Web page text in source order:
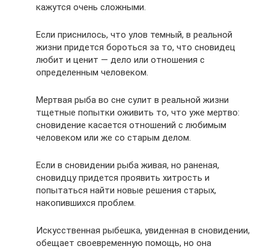
кажутся очень сложными.
Если приснилось, что улов темный, в реальной
жизни придется бороться за то, что сновидец
любит и ценит — дело или отношения с
определенным человеком.
Мертвая рыба во сне сулит в реальной жизни
тщетные попытки оживить то, что уже мертво:
сновидение касается отношений с любимым
человеком или же со старым делом.
Если в сновидении рыба живая, но раненая,
сновидцу придется проявить хитрость и
попытаться найти новые решения старых,
накопившихся проблем.
Искусственная рыбешка, увиденная в сновидении,
обещает своевременную помощь, но она